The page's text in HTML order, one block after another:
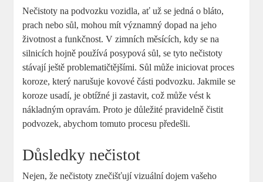
Nečistoty na podvozku vozidla, ať už se jedná o bláto,
prach nebo sůl, mohou mít významný dopad na jeho
životnost a funkčnost. V zimních měsících, kdy se na
silnicích hojně používá posypová sůl, se tyto nečistoty
stávají ještě problematičtějšími. Sůl může iniciovat proces
koroze, který narušuje kovové části podvozku. Jakmile se
koroze usadí, je obtížné ji zastavit, což může vést k
nákladným opravám. Proto je důležité pravidelně čistit
podvozek, abychom tomuto procesu předešli.
Důsledky nečistot
Nejen, že nečistoty znečišťují vizuální dojem vašeho